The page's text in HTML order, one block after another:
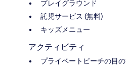
プレイグラウンド
託児サービス (無料)
キッズメニュー
アクティビティ
プライベートビーチの目